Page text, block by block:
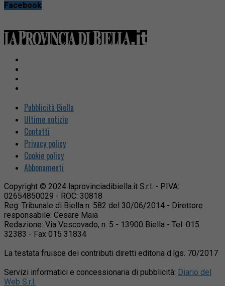
Facebook
Pubblicità Biella
Ultime notizie
Contatti
Privacy policy
Cookie policy
Abbonamenti
Copyright © 2024 laprovinciadibiella.it S.r.l. - P.IVA:
02654850029 - ROC: 30818
Reg. Tribunale di Biella n. 582 del 30/06/2014 - Direttore
responsabile: Cesare Maia
Redazione: Via Vescovado, n. 5 - 13900 Biella - Tel. 015
32383 - Fax 015 31834
La testata fruisce dei contributi diretti editoria d.lgs. 70/2017
Servizi informatici e concessionaria di pubblicità: Diario del
Web S.r.l.